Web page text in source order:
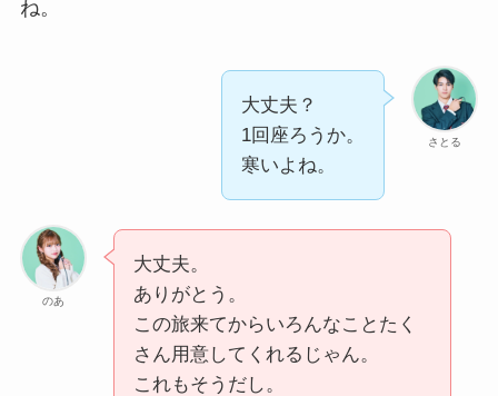
ね。
さとる
大丈夫？
1回座ろうか。
寒いよね。
のあ
大丈夫。
ありがとう。
この旅来てからいろんなことたく
さん用意してくれるじゃん。
これもそうだし。